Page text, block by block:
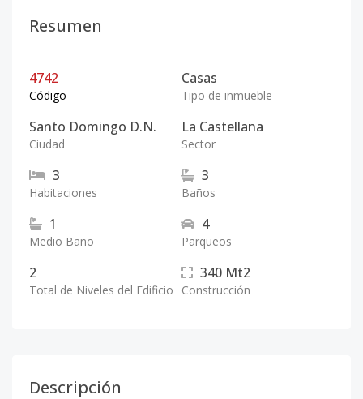
Resumen
4742
Código
Casas
Tipo de inmueble
Santo Domingo D.N.
Ciudad
La Castellana
Sector
3
Habitaciones
3
Baños
1
Medio Baño
4
Parqueos
2
Total de Niveles del Edificio
340 Mt2
Construcción
Descripción